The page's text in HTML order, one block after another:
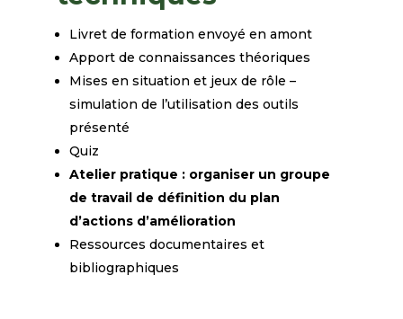
Livret de formation envoyé en amont
Apport de connaissances théoriques
Mises en situation et jeux de rôle –
simulation de l’utilisation des outils
présenté
Quiz
Atelier pratique : organiser un groupe
de travail de définition du plan
d’actions d’amélioration
Ressources documentaires et
bibliographiques